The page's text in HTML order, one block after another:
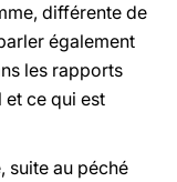
différente de
également
les rapports
ce qui est
suite au péché